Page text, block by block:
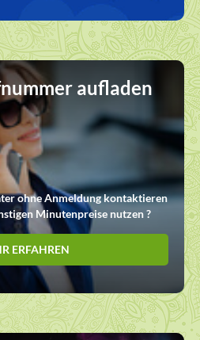
aufladen
ohne Anmeldung kontaktieren
Minutenpreise nutzen ?
ERFAHREN